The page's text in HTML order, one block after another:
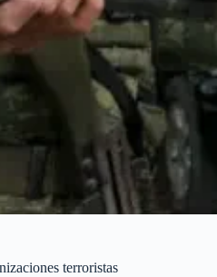
terroristas